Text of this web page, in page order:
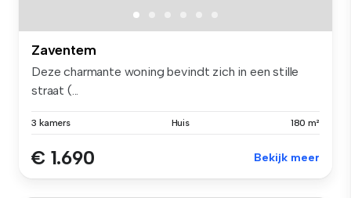
Zaventem
Deze charmante woning bevindt zich in een stille
straat (...
3 kamers Huis 180 m²
€ 1.690 Bekijk meer